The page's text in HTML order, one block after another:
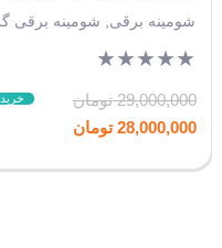
شومینه برقی شومینه برقی
★
★
★
★
★
29,000,000 تومان
28,000,000 تومان